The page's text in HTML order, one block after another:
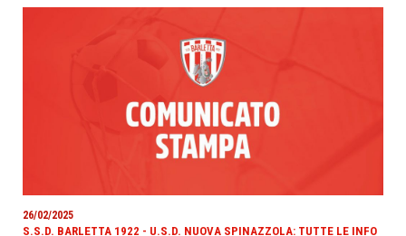
26/02/2025
S.S.D. BARLETTA 1922 - U.S.D. NUOVA SPINAZZOLA: TUTTE LE INFO